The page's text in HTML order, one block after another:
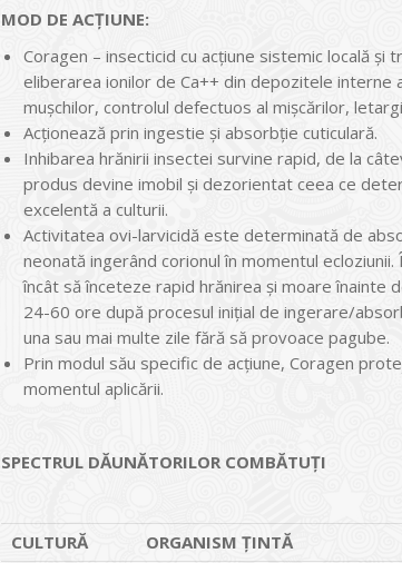
MOD DE ACŢIUNE:
Coragen – insecticid cu acţiune sistemic locală
eliberarea ionilor de Ca++ din depozitele interne
mușchilor, controlul defectuos al mișcărilor,
Acţionează prin ingestie și absorbţie cuticulară.
Inhibarea hrănirii insectei survine rapid, de la
produs devine imobil și dezorientat ceea ce
excelentă a culturii.
Activitatea ovi-larvicidă este determinată de
neonată ingerând corionul în momentul
încât să înceteze rapid hrănirea și moare înainte
24-60 ore după procesul iniţial de ingerare/
una sau mai multe zile fără să provoace pagube.
Prin modul său specific de acţiune, Coragen
momentul aplicării.
SPECTRUL DĂUNĂTORILOR COMBĂTUŢI
CULTURĂ ORGANISM ȚINTĂ